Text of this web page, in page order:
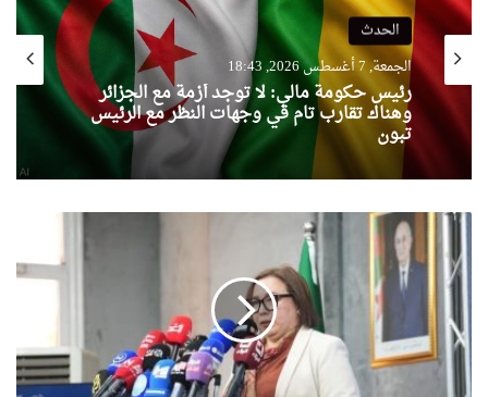
الحدث
الجمعة, 7 أغسطس 2026, 18:43
رئيس حكومة مالي: لا توجد أزمة مع الجزائر
وهناك تقارب تام في وجهات النظر مع الرئيس
تبون
تكوين
مهني..الإطلاق
الرسمي
لبرنامج
“صنعة”..
بستة
تخصصات
مهنية